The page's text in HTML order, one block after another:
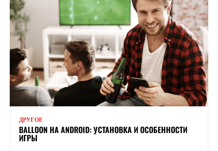
ДРУГОЕ
BALLOON НА ANDROID: УСТАНОВКА И ОСОБЕННОСТИ
ИГРЫ